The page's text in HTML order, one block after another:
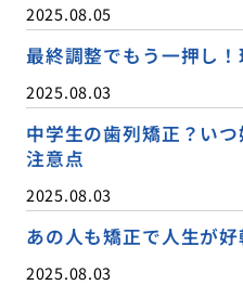
2025.08.05
最終調整でもう一押し
2025.08.03
中学生の歯列矯正？い
注意点
2025.08.03
あの人も矯正で人生が
2025.08.03